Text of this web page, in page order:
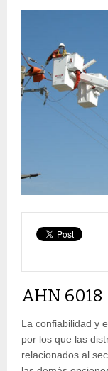
AHN 6018
La confiabilidad y
por los que las
relacionados al